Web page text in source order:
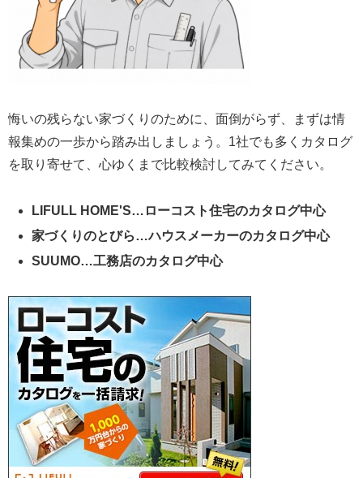
悔いの残らない家づくりのために、面倒がらず、まずは情
報集めの一歩から踏み出しましょう。1社でも多くカタログ
を取り寄せて、心ゆくまで比較検討してみてください。
LIFULL HOME'S…ローコスト住宅のカタログ中心
家づくりのとびら…ハウスメーカーのカタログ中心
SUUMO…工務店のカタログ中心